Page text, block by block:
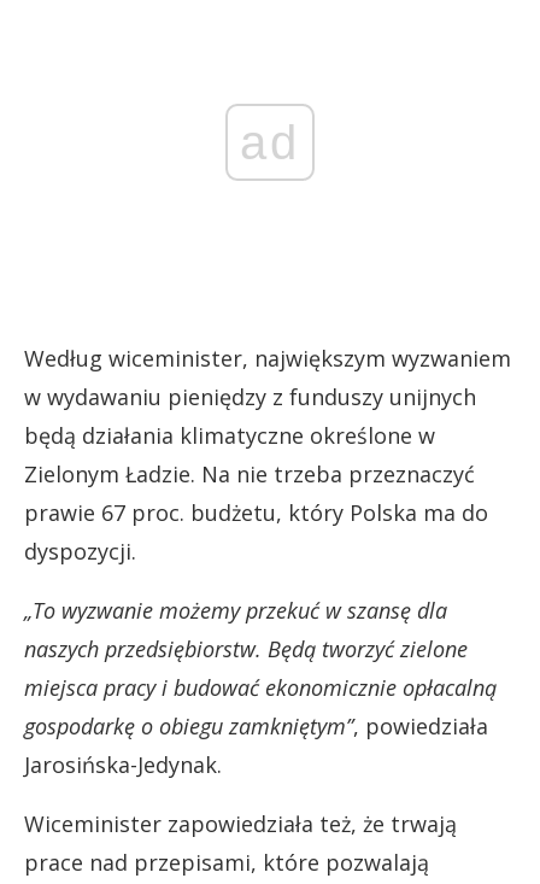
ad
Według wiceminister, największym wyzwaniem
w wydawaniu pieniędzy z funduszy unijnych
będą działania klimatyczne określone w
Zielonym Ładzie. Na nie trzeba przeznaczyć
prawie 67 proc. budżetu, który Polska ma do
dyspozycji.
„To wyzwanie możemy przekuć w szansę dla
naszych przedsiębiorstw. Będą tworzyć zielone
miejsca pracy i budować ekonomicznie opłacalną
gospodarkę o obiegu zamkniętym”, powiedziała
Jarosińska-Jedynak.
Wiceminister zapowiedziała też, że trwają
prace nad przepisami, które pozwalają